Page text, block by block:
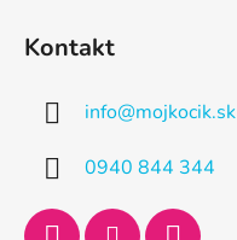
Kontakt
info@mojkocik.sk
0940 844 344